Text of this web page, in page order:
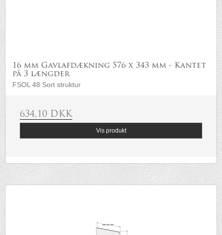
16 mm Gavlafdækning 576 x 343 mm - Kantet
på 3 længder
FSOL 48 Sort struktur
634,10 DKK
Vis produkt